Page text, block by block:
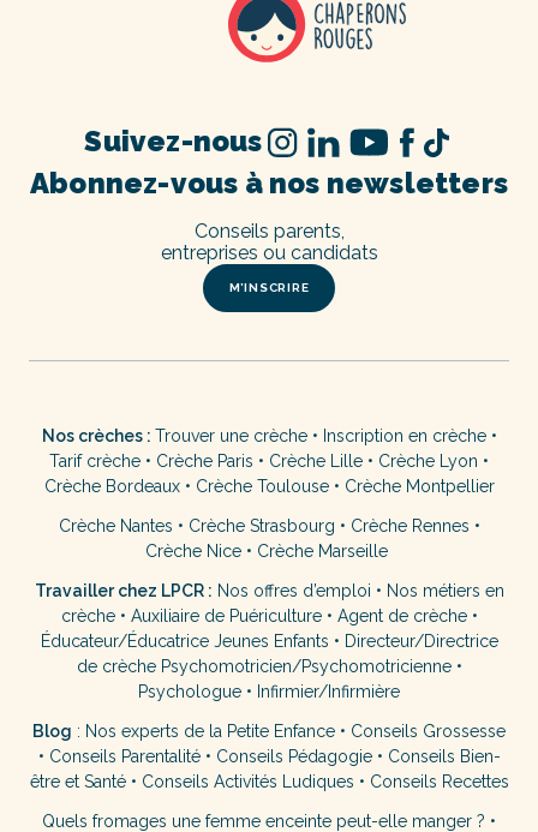
Abonnez-vous à nos newsletters
M’INSCRIRE
Conseils parents,
entreprises ou candidats
Suivez-nous
Nos crèches : Trouver une crèche• Inscription en crèche•
Tarif crèche • Crèche Paris • Crèche Lille • Crèche Lyon •
Crèche Bordeaux• Crèche Toulouse• Crèche Montpellier
Crèche Nantes • Crèche Strasbourg • Crèche Rennes •
Crèche Nice • Crèche Marseille
Travailler chez LPCR : Nos offres d’emploi • Nos métiers en
crèche• Auxiliaire de Puériculture• Agent de crèche•
Éducateur/Éducatrice Jeunes Enfants • Directeur/Directrice
de crèche Psychomotricien/Psychomotricienne•
Psychologue • Infirmier/Infirmière
Blog : Nos experts de la Petite Enfance • Conseils Grossesse
• Conseils Parentalité• Conseils Pédagogie• Conseils Bien-
être et Santé• Conseils Activités Ludiques • Conseils Recettes
Quels fromages une femme enceinte peut-elle manger ? •